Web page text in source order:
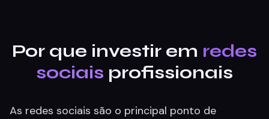
Por que investir em redes
sociais profissionais
As redes sociais são o principal ponto de